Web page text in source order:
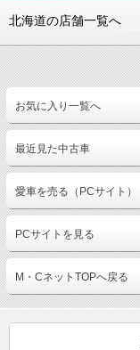
北海道の店舗一覧へ
お気に入り一覧へ
最近見た中古車
愛車を売る（PCサイト）
PCサイトを見る
M・CネットTOPへ戻る